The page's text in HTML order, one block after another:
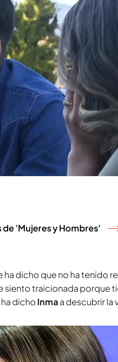
de 'Mujeres y Hombres'
ha dicho que no ha tenido
siento traicionada porque
ha dicho Inmaa descubrir la